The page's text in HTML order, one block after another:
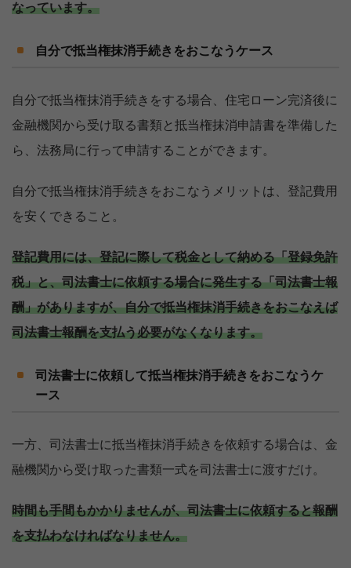
なっています。
自分で抵当権抹消手続きをおこなうケース
自分で抵当権抹消手続きをする場合、住宅ローン完済後に
金融機関から受け取る書類と抵当権抹消申請書を準備した
ら、法務局に行って申請することができます。
自分で抵当権抹消手続きをおこなうメリットは、登記費用
を安くできること。
登記費用には、登記に際して税金として納める「登録免許
税」と、司法書士に依頼する場合に発生する「司法書士報
酬」がありますが、自分で抵当権抹消手続きをおこなえば
司法書士報酬を支払う必要がなくなります。
司法書士に依頼して抵当権抹消手続きをおこなうケ
ース
一方、司法書士に抵当権抹消手続きを依頼する場合は、金
融機関から受け取った書類一式を司法書士に渡すだけ。
時間も手間もかかりませんが、司法書士に依頼すると報酬
を支払わなければなりません。